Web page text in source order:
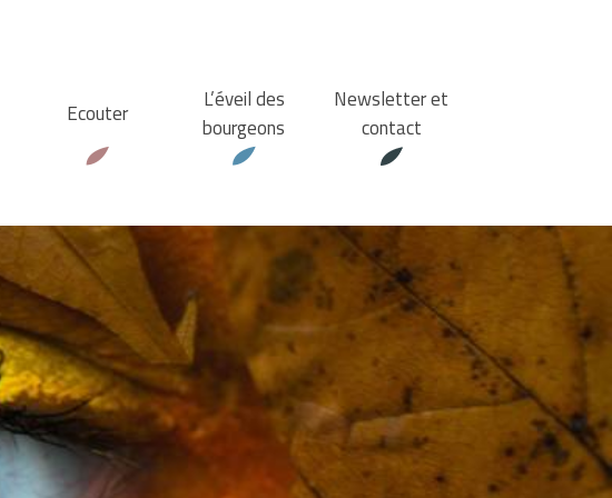
Ecouter
L’éveil des
bourgeons
Newsletter et
contact